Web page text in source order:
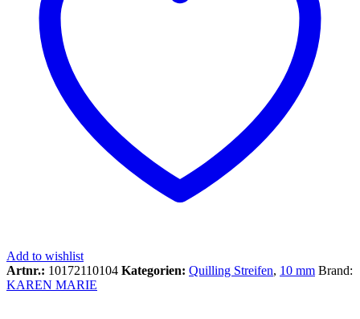
Add to wishlist
Artnr.: 10172110104 Kategorien: Quilling Streifen, 10 mm Brand:
KAREN MARIE